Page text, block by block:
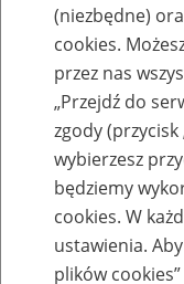
Komunikaty
(niezbędne)
cookies.
przez nas
„Przejdź do
zgody (przycisk
wybierzesz
będziemy
cookies. W
ustawienia.
plików